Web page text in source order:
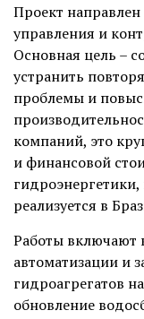
Проект
управления и
Основная цель –
устранить
проблемы и
компаний, это
и финансовой
реализуется в
Работы включают
автоматизации и
гидроагрегатов
обновление